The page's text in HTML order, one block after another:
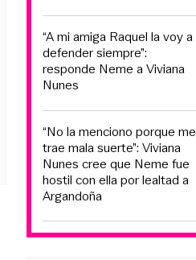
“A mi amiga Raquel la voy a
defender siempre”:
responde Neme a Viviana
Nunes
“No la menciono porque me
trae mala suerte”: Viviana
Nunes cree que Neme fue
hostil con ella por lealtad a
Argandoña